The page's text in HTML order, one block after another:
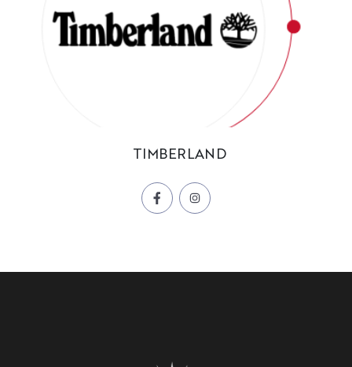
TIMBERLAND